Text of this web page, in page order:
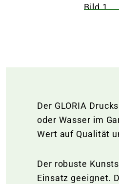
Der GLORIA
oder Wasser im
Wert auf Qualität
Der robuste
Einsatz geeignet.